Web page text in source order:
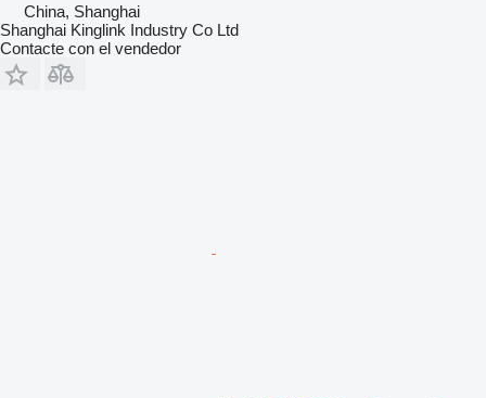
China, Shanghai
Shanghai Kinglink Industry Co Ltd
Contacte con el vendedor